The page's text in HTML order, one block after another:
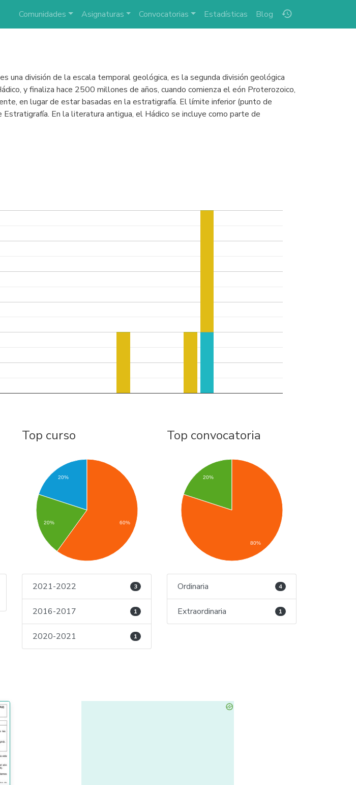
history
Comunidades Asignaturas Convocatorias Estadísticas Blog
una división de la escala temporal geológica, es la segunda división geológica
y finaliza hace 2500 millones de años, cuando comienza el eón Proterozoico,
en lugar de estar basadas en la estratigrafía. El límite inferior (punto de
En la literatura antigua, el Hádico se incluye como parte de
Top curso
20%
20% 60%
2021-2022 3
2016-2017 1
2020-2021 1
Top convocatoria
20%
80%
Ordinaria 4
Extraordinaria 1